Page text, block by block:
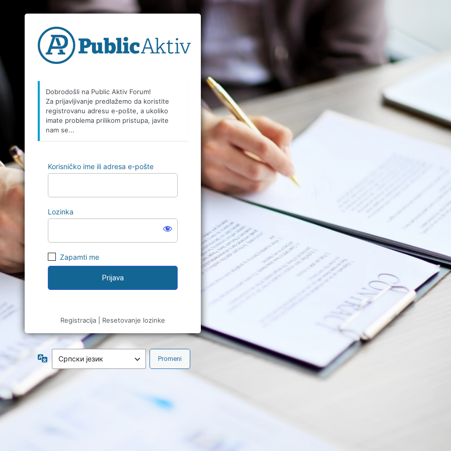
Dobrodošli na Public Aktiv Forum!
Za prijavljivanje predlažemo da koristite
registrovanu adresu e-pošte, a ukoliko
imate problema prilikom pristupa, javite
nam se...
Korisničko ime ili adresa e-pošte
Lozinka
Zapamti me
Registracija Resetovanje lozinke
Jezik